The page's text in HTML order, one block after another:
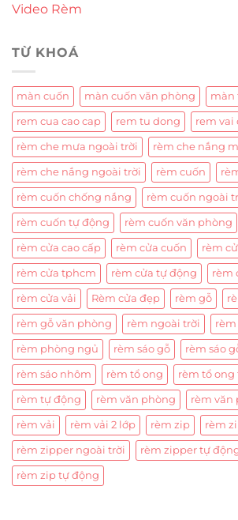
Video Rèm
TỪ KHOÁ
màn cuốn màn cuốn văn phòng màn
rem cua cao cap rem tu dong rem vai
rèm che mưa ngoài trời rèm che nắng
rèm che nắng ngoài trời rèm cuốn
rèm cuốn chống nắng rèm cuốn ngoài
rèm cuốn tự động rèm cuốn văn phòng
rèm cửa cao cấp rèm cửa cuốn rèm
rèm cửa tphcm rèm cửa tự động rèm
rèm cửa vải Rèm cửa đẹp rèm gỗ
rèm gỗ văn phòng rèm ngoài trời
rèm phòng ngủ rèm sáo gỗ rèm sáo
rèm sáo nhôm rèm tổ ong rèm tổ ong
rèm tự động rèm văn phòng rèm văn
rèm vải rèm vải 2 lớp rèm zip rèm
rèm zipper ngoài trời rèm zipper tự
rèm zip tự động